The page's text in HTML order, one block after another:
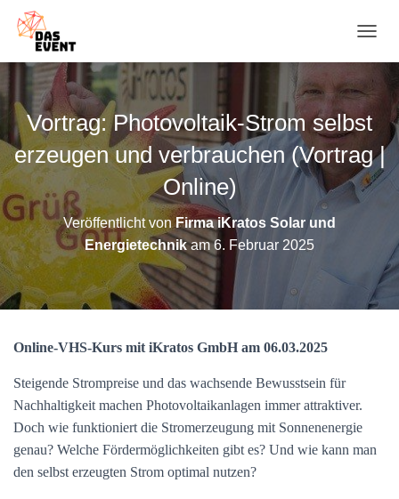
A
V
I
A
I
O
A
Vortrag: Photovoltaik-Strom selbst
erzeugen und verbrauchen (Vortrag |
Online)
Veröffentlicht vonFirma iKratos Solar und
Energietechnikam6. Februar 2025
Online-VHS-Kurs mit iKratos GmbH am 06.03.2025
Steigende Strompreise und das wachsende Bewusstsein für
Nachhaltigkeit machen Photovoltaikanlagen immer attraktiver.
Doch wie funktioniert die Stromerzeugung mit Sonnenenergie
genau? Welche Fördermöglichkeiten gibt es? Und wie kann man
den selbst erzeugten Strom optimal nutzen?